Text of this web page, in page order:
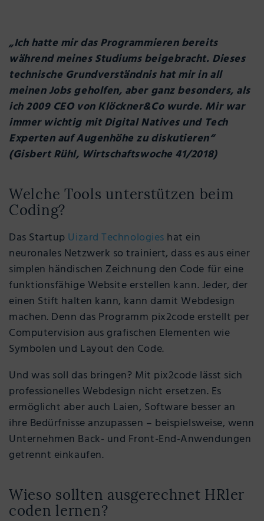
„Ich hatte mir das Programmieren bereits
während meines Studiums beigebracht. Dieses
technische Grundverständnis hat mir in all
meinen Jobs geholfen, aber ganz besonders, als
ich 2009 CEO von Klöckner&Co wurde. Mir war
immer wichtig mit Digital Natives und Tech
Experten auf Augenhöhe zu diskutieren“
(Gisbert Rühl, Wirtschaftswoche 41/2018)
Welche Tools unterstützen beim
Coding?
Das Startup Uizard Technologies hat ein
neuronales Netzwerk so trainiert, dass es aus einer
simplen händischen Zeichnung den Code für eine
funktionsfähige Website erstellen kann. Jeder, der
einen Stift halten kann, kann damit Webdesign
machen. Denn das Programm pix2code erstellt per
Computervision aus grafischen Elementen wie
Symbolen und Layout den Code.
Und was soll das bringen? Mit pix2code lässt sich
professionelles Webdesign nicht ersetzen. Es
ermöglicht aber auch Laien, Software besser an
ihre Bedürfnisse anzupassen – beispielsweise, wenn
Unternehmen Back- und Front-End-Anwendungen
getrennt einkaufen.
Wieso sollten ausgerechnet HRler
coden lernen?